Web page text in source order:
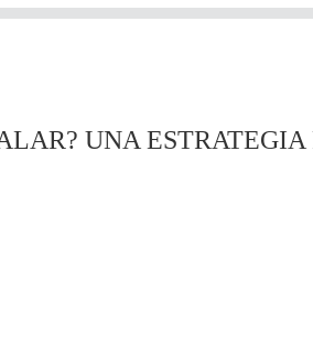
UNA